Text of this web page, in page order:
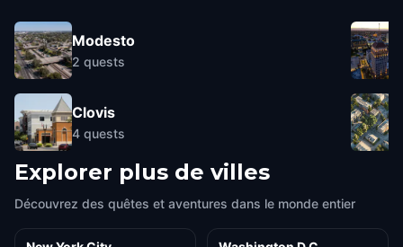
Modesto
2 quests
Clovis
4 quests
Explorer plus de villes
Découvrez des quêtes et aventures dans le monde entier